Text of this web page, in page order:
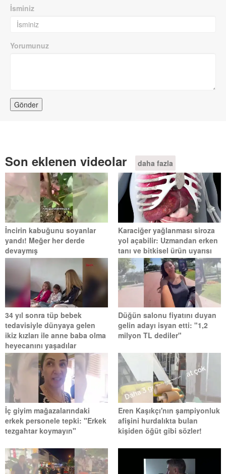
İsminiz
Yorumunuz
Son eklenen videolar daha fazla
İncirin kabuğunu soyanlar
yandı! Meğer her derde
devaymış
Karaciğer yağlanması siroza
yol açabilir: Uzmandan erken
tanı ve bitkisel ürün uyarısı
34 yıl sonra tüp bebek
tedavisiyle dünyaya gelen
ikiz kızları ile anne baba olma
heyecanını yaşadılar
Düğün salonu fiyatını duyan
gelin adayı isyan etti: "1,2
milyon TL dediler"
İç giyim mağazalarındaki
erkek personele tepki: "Erkek
tezgahtar koymayın"
Eren Kaşıkçı'nın şampiyonluk
afişini hurdalıkta bulan
kişiden öğüt gibi sözler!